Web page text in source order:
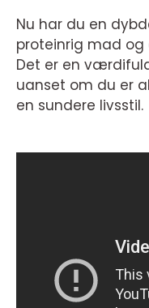
Nu har du en
proteinrig mad og
Det er en
uanset om du er
en sundere livsstil.